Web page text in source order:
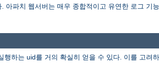
파치 웹서버는 매우 종합적이고 유연한 로그 기
하는 uid를 거의 확실히 얻을 수 있다. 이를 고려